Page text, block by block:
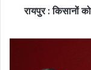
रायपुर : किसानों